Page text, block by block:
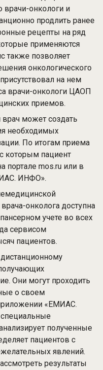
онкологи и
продлить ранее
рецепты на ряд
применяются
также позволяет
онкологического
на нем
врачи-онкологи ЦАОП
приемов.
врач может создать
необходимых
По итогам приема
которым пациент
портале mos.ru или в
ИНФО».
онколога доступна
учете во всех
сервисом
пациентов.
Они могут проходить
о своем
«ЕМИАС.
полученные
пациентов с
явлений.
результаты